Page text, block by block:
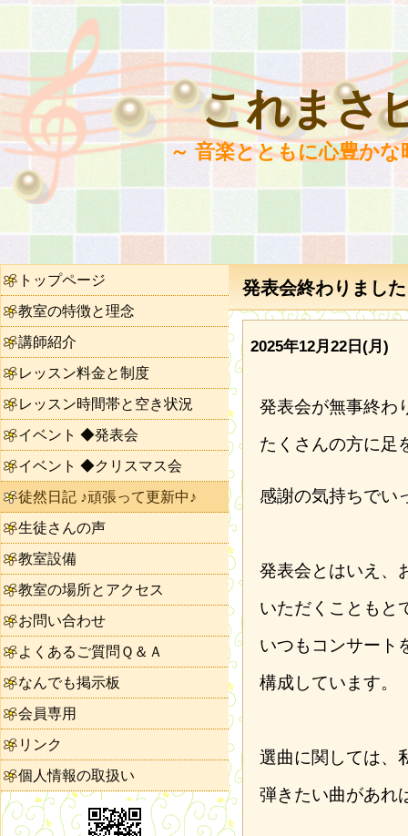
これまさ
～ 音楽とともに心豊か
発表会終わりまし
2025年12月22日(月)
発表会が無事終わ
たくさんの方に足
感謝の気持ちでい
発表会とはいえ、
いただくこともと
いつもコンサート
構成しています。
選曲に関しては、
弾きたい曲があれ
トップページ
教室の特徴と理念
講師紹介
レッスン料金と制度
レッスン時間帯と空き状況
イベント ◆発表会
イベント ◆クリスマス会
徒然日記 ♪頑張って更新中♪
生徒さんの声
教室設備
教室の場所とアクセス
お問い合わせ
よくあるご質問Ｑ＆Ａ
なんでも掲示板
会員専用
リンク
個人情報の取扱い